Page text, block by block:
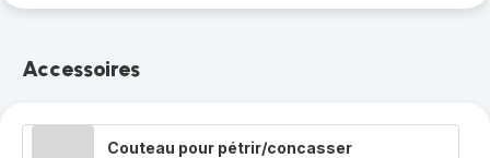
Accessoires
Couteau pour pétrir/concasser